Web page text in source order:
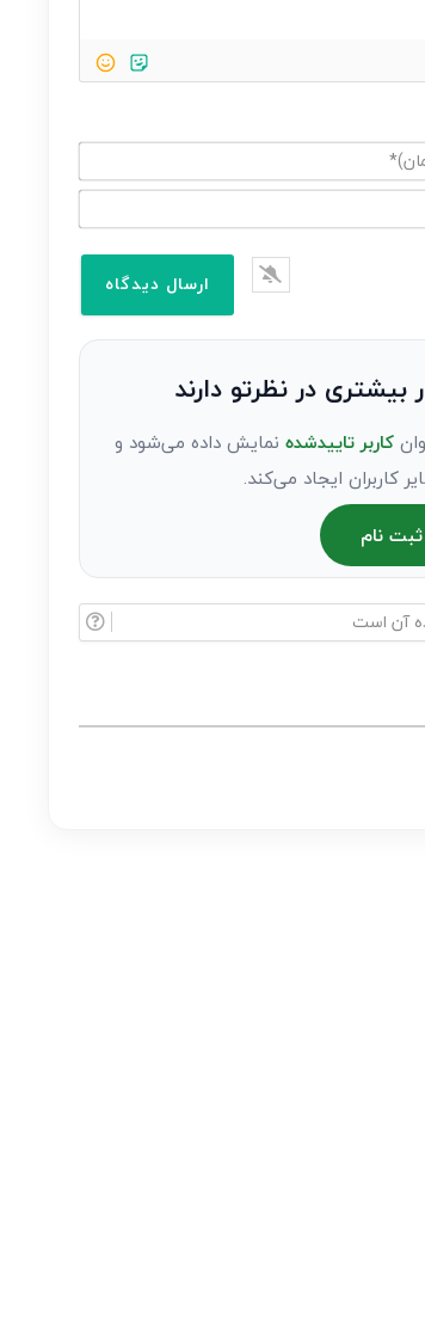
بیشتری در نظرتو دارند
کاربر تاییدشدهنمایش داده می‌شود و
کاربران ایجاد می‌کند.
نام